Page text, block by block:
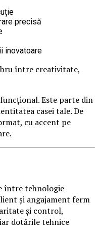
precisă
inovatoare
între creativitate,
Este parte din
casei tale. De
cu accent pe
între tehnologie
și angajament ferm
și control,
dotările tehnice